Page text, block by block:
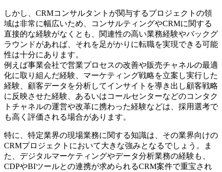
しかし、CRMコンサルタントが関与するプロジェクトの領
域は非常に幅広いため、コンサルティングやCRMに関する
直接的な経験がなくとも、関連性の高い業務経験やバックグ
ラウンドがあれば、それを足がかりに転職を実現できる可能
性は十分にあります。
例えば事業会社で営業プロセスの改善や販売チャネルの最適
化に取り組んだ経験、マーケティング戦略を立案し実行した
経験、顧客データを分析してインサイトを導き出し顧客戦略
に反映させた経験、あるいはコールセンターなどのコンタク
トチャネルの運営や改革に携わった経験などは、採用選考で
も高く評価される場合があります。
特に、特定業界の現場業務に関する知識は、その業界向けの
CRMプロジェクトにおいて大きな強みとなるでしょう。ま
た、デジタルマーケティングやデータ分析業務の経験も、
CDPやBIツールとの連携が求められるCRM案件で重宝され